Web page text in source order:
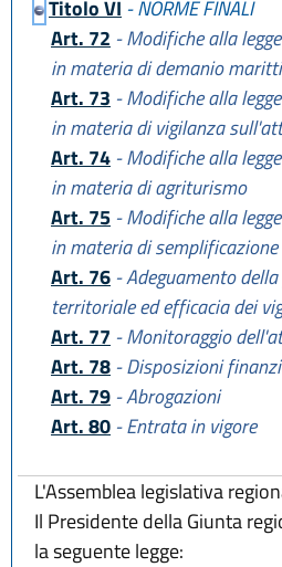
Titolo VI - NORME FINALI
Art. 72 - Modifiche alla
in materia di demanio
Art. 73 - Modifiche alla
in materia di vigilanza
Art. 74 - Modifiche alla
in materia di agriturismo
Art. 75 - Modifiche alla
in materia di
Art. 76 - Adeguamento
territoriale ed efficacia dei
Art. 77 - Monitoraggio
Art. 78 - Disposizioni
Art. 79 - Abrogazioni
Art. 80 - Entrata in vigore
L'Assemblea legislativa
Il Presidente della Giunta
la seguente legge: